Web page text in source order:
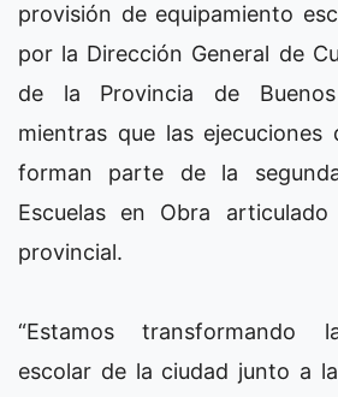
provisión de equipamiento
por la Dirección General de
de la Provincia de Buenos
mientras que las ejecuciones
forman parte de la
Escuelas en Obra
provincial.
“Estamos transformando
escolar de la ciudad junto a